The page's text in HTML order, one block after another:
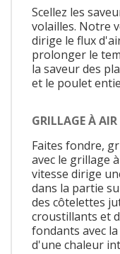
Scellez les
volailles. Notre
dirige le flux
prolonger le
la saveur des
et le poulet
GRILLAGE À AIR
Faites fondre,
avec le grillage
vitesse dirige
dans la partie
des côtelettes
croustillants et
fondants avec
d'une chaleur